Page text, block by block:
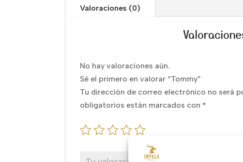
Valoraciones (0)
No hay valoraciones aún.
Sé el primero en valorar “Tommy”
Tu dirección de correo electrónico no será
obligatorios están marcados con *